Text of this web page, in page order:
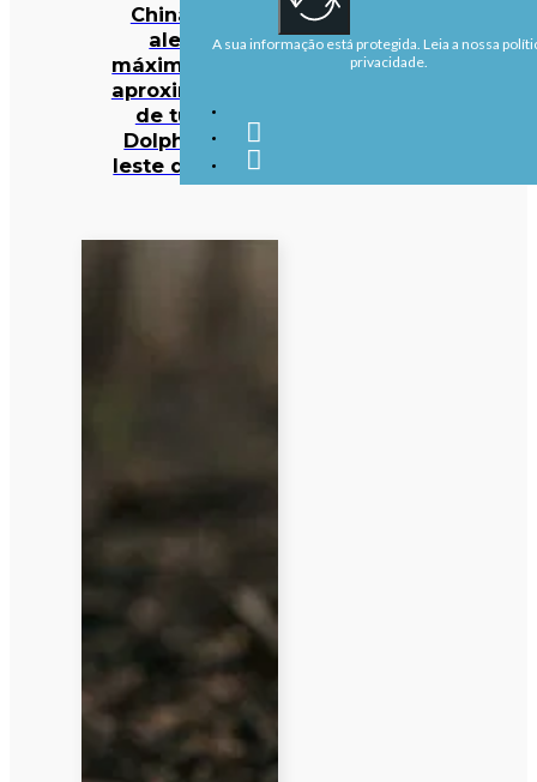
China em
alerta
máximo com
aproximação
de tufão
Dolphin ao
leste do país
A sua informação está protegida. Leia a nossa
privacidade.